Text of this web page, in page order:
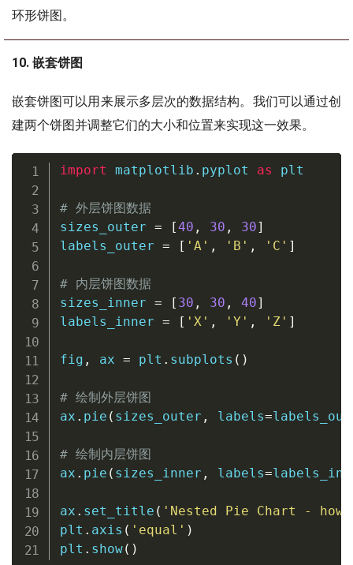
环形饼图。
10. 嵌套饼图
嵌套饼图可以用来展示多层次的数据结构。我们可以通过创
建两个饼图并调整它们的大小和位置来实现这一效果。
import matplotlib . pyplot as plt
# 外层饼图数据
sizes_outer = [40 , 30 , 30]
labels_outer = [ 'A' , 'B' , 'C' ]
# 内层饼图数据
sizes_inner = [ 30 , 30 , 40]
labels_inner = [ 'X' , 'Y' , 'Z' ]
fig , ax = plt . subplots ( )
# 绘制外层饼图
ax . pie ( sizes_outer , labels=
# 绘制内层饼图
ax . pie ( sizes_inner , labels=
ax . set_title ( 'Nested Pie Chart -
plt . axis ( 'equal' )
plt . show( )